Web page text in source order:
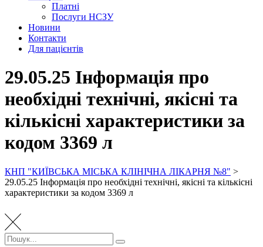
Платні
Послуги НСЗУ
Новини
Контакти
Для пацієнтів
29.05.25 Інформація про
необхідні технічні, якісні та
кількісні характеристики за
кодом 3369 л
КНП "КИЇВСЬКА МІСЬКА КЛІНІЧНА ЛІКАРНЯ №8" >
29.05.25 Інформація про необхідні технічні, якісні та кількісні
характеристики за кодом 3369 л
Пошук: